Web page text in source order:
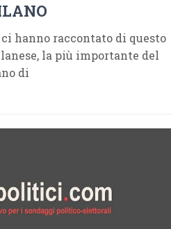
hanno raccontato di questo
la più importante del
di